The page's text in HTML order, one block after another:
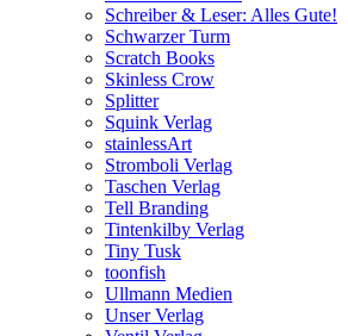
Schreiber & Leser: Alles Gute!
Schwarzer Turm
Scratch Books
Skinless Crow
Splitter
Squink Verlag
stainlessArt
Stromboli Verlag
Taschen Verlag
Tell Branding
Tintenkilby Verlag
Tiny Tusk
toonfish
Ullmann Medien
Unser Verlag